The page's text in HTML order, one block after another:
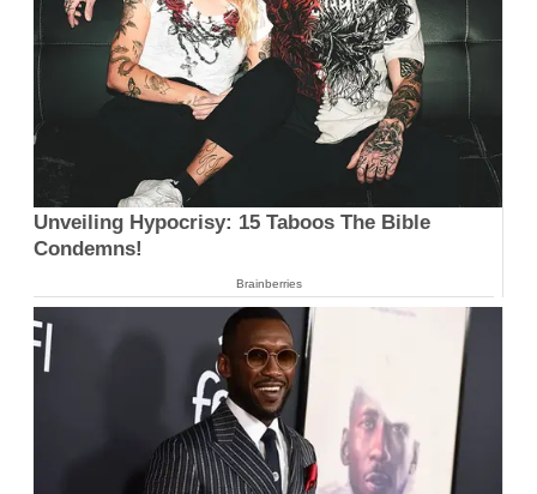
Unveiling Hypocrisy: 15 Taboos The Bible
Condemns!
Brainberries